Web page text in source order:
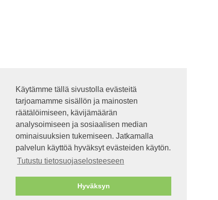
Käytämme tällä sivustolla evästeitä
tarjoamamme sisällön ja mainosten
räätälöimiseen, kävijämäärän
analysoimiseen ja sosiaalisen median
ominaisuuksien tukemiseen. Jatkamalla
palvelun käyttöä hyväksyt evästeiden käytön.
Tutustu tietosuojaselosteeseen
Hyväksyn
Käytämme tällä sivustolla evästeitä
tarjoamamme sisällön ja mainosten
räätälöimiseen, kävijämäärän
analysoimiseen ja sosiaalisen median
ominaisuuksien tukemiseen. Jatkamalla
palvelun käyttöä hyväksyt evästeiden käytön.
Tutustu tietosuojaselosteeseen
Hyväksyn